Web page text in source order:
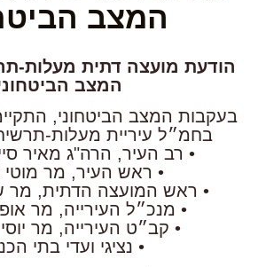
המצב
הודעת מועצה דתית מעלות-
המצב
בעקבות המצב הביטחוני,
בחמ״ל עיריית מעלות-
• רב העיר, הרה"ג מאיר
• ראש העיר, מר מוטי
• ראש המועצה הדתית, מר
• מנכ״ל העירייה, מר
• קב״ט העירייה, מר
• נציגי ועדי בתי